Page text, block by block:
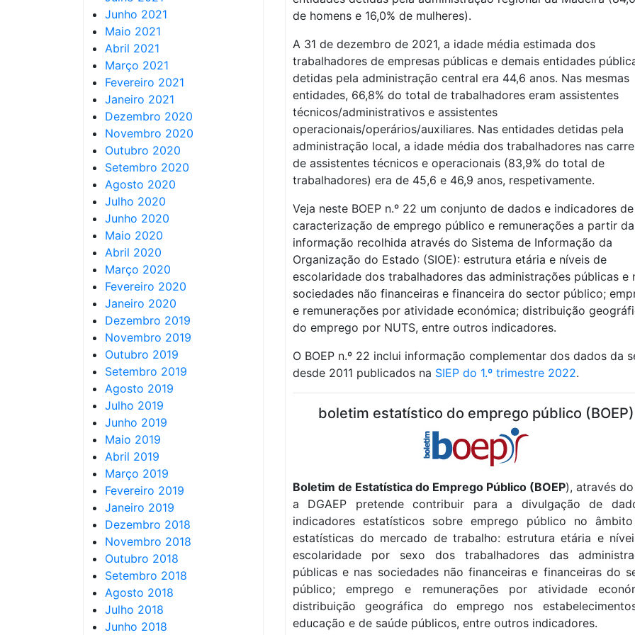
Junho 2021
Maio 2021
Abril 2021
Março 2021
Fevereiro 2021
Janeiro 2021
Dezembro 2020
Novembro 2020
Outubro 2020
Setembro 2020
Agosto 2020
Julho 2020
Junho 2020
Maio 2020
Abril 2020
Março 2020
Fevereiro 2020
Janeiro 2020
Dezembro 2019
Novembro 2019
Outubro 2019
Setembro 2019
Agosto 2019
Julho 2019
Junho 2019
Maio 2019
Abril 2019
Março 2019
Fevereiro 2019
Janeiro 2019
Dezembro 2018
Novembro 2018
Outubro 2018
Setembro 2018
Agosto 2018
Julho 2018
Junho 2018
de homens e 16,0% de mulheres).
A 31 de dezembro de 2021, a idade média estimada dos
trabalhadores de empresas públicas e demais entidades
detidas pela administração central era 44,6 anos. Nas mesmas
entidades, 66,8% do total de trabalhadores eram assistentes
técnicos/administrativos e assistentes
operacionais/operários/auxiliares. Nas entidades detidas pela
administração local, a idade média dos trabalhadores nas
de assistentes técnicos e operacionais (83,9% do total de
trabalhadores) era de 45,6 e 46,9 anos, respetivamente.
Veja neste BOEP n.º 22 um conjunto de dados e indicadores de
caracterização de emprego público e remunerações a partir da
informação recolhida através do Sistema de Informação da
Organização do Estado (SIOE): estrutura etária e níveis de
escolaridade dos trabalhadores das administrações públicas e
sociedades não financeiras e financeira do sector público;
e remunerações por atividade económica; distribuição
do emprego por NUTS, entre outros indicadores.
O BOEP n.º 22 inclui informação complementar dos dados da
desde 2011 publicados na SIEP do 1.º trimestre 2022.
boletim estatístico do emprego público (BOEP)
Boletim de Estatística do Emprego Público (BOEP), através
a DGAEP pretende contribuir para a divulgação de
indicadores estatísticos sobre emprego público no
estatísticas do mercado de trabalho: estrutura etária e
escolaridade por sexo dos trabalhadores das
públicas e nas sociedades não financeiras e financeiras do
público; emprego e remunerações por atividade
distribuição geográfica do emprego nos
educação e de saúde públicos, entre outros indicadores.